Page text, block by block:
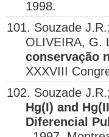
1998.
101. Souzade
OLIVEIRA, G.
conservação
XXXVIII
102. Souzade
Hg(I) and
Diferencial